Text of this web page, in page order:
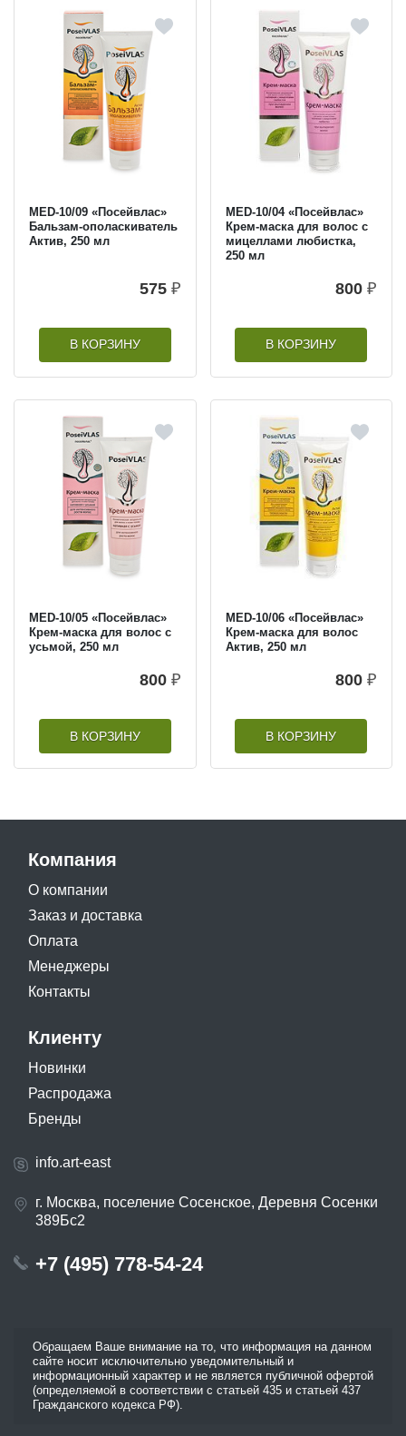
MED-10/09 «Посейвлас»
Бальзам-ополаскиватель
Актив, 250 мл
575 ₽
В КОРЗИНУ
MED-10/04 «Посейвлас»
Крем-маска для волос с
мицеллами любистка,
250 мл
800 ₽
В КОРЗИНУ
MED-10/05 «Посейвлас»
Крем-маска для волос с
усьмой, 250 мл
800 ₽
В КОРЗИНУ
MED-10/06 «Посейвлас»
Крем-маска для волос
Актив, 250 мл
800 ₽
В КОРЗИНУ
Компания
О компании
Заказ и доставка
Оплата
Менеджеры
Контакты
Клиенту
Новинки
Распродажа
Бренды
info.art-east
г. Москва, поселение Сосенское, Деревня Сосенки
389Бс2
+7 (495) 778-54-24
Обращаем Ваше внимание на то, что информация на данном
сайте носит исключительно уведомительный и
информационный характер и не является публичной офертой
(определяемой в соответствии с статьей 435 и статьей 437
Гражданского кодекса РФ).